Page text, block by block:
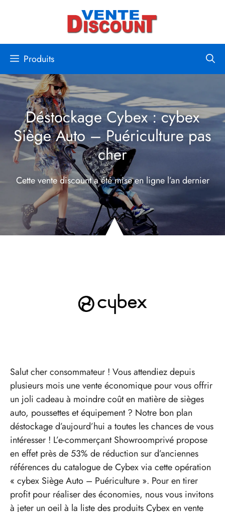
Produits
Déstockage Cybex : cybex
Siège Auto – Puériculture pas
cher
Cette vente discount a été mise en lignel’an dernier
Salut cher consommateur ! Vous attendiez depuis
plusieurs mois une vente économique pour vous offrir
un joli cadeau à moindre coût en matière de sièges
auto, poussettes et équipement ? Notre bon plan
déstockage d’aujourd’hui a toutes les chances de vous
intéresser ! L’e-commerçant Showroomprivé propose
en effet près de 53% de réduction sur d’anciennes
références du catalogue de Cybex via cette opération
« cybex Siège Auto – Puériculture ». Pour en tirer
profit pour réaliser des économies, nous vous invitons
à jeter un oeil à la liste des produits Cybex en vente